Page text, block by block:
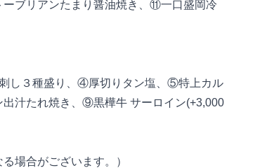
ブリアンたまり醤油焼き、⑪一口盛岡冷
し３種盛り、④厚切りタン塩、⑤特上カル
汁たれ焼き、⑨黒樺牛 サーロイン(+3,000
場合がございます。）